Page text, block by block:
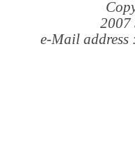
2007
e-Mail